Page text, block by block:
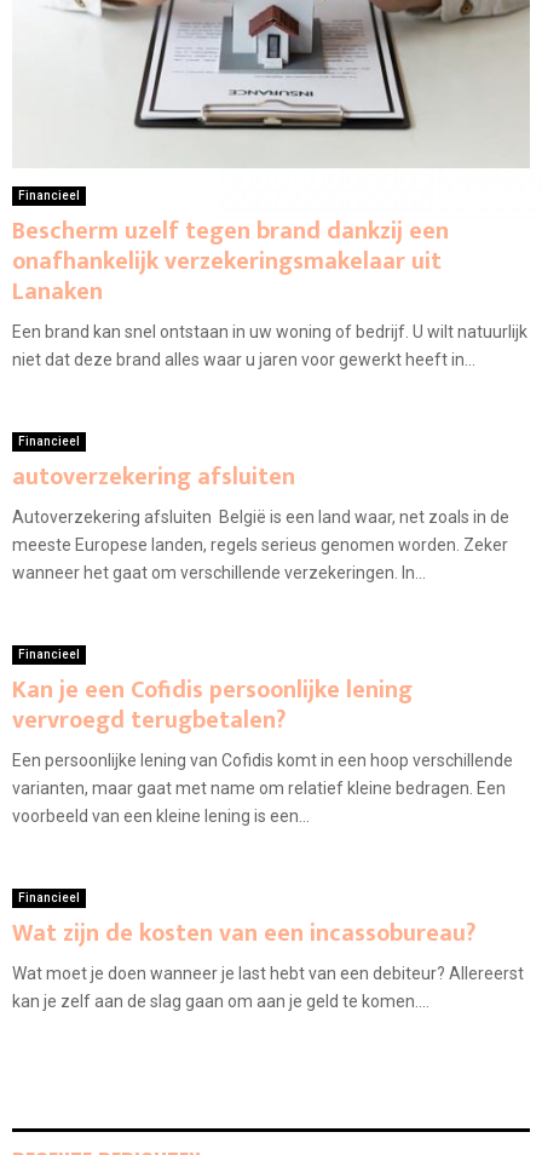
Financieel
Bescherm uzelf tegen brand dankzij een
onafhankelijk verzekeringsmakelaar uit
Lanaken
Een brand kan snel ontstaan in uw woning of bedrijf. U wilt natuurlijk
niet dat deze brand alles waar u jaren voor gewerkt heeft in...
Financieel
autoverzekering afsluiten
Autoverzekering afsluiten België is een land waar, net zoals in de
meeste Europese landen, regels serieus genomen worden. Zeker
wanneer het gaat om verschillende verzekeringen. In...
Financieel
Kan je een Cofidis persoonlijke lening
vervroegd terugbetalen?
Een persoonlijke lening van Cofidis komt in een hoop verschillende
varianten, maar gaat met name om relatief kleine bedragen. Een
voorbeeld van een kleine lening is een...
Financieel
Wat zijn de kosten van een incassobureau?
Wat moet je doen wanneer je last hebt van een debiteur? Allereerst
kan je zelf aan de slag gaan om aan je geld te komen....